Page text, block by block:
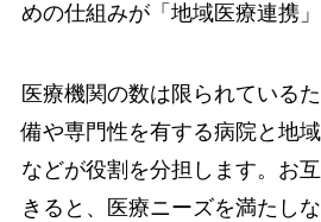
めの仕組みが「地域医療連携」
医療機関の数は限られている
備や専門性を有する病院と地
などが役割を分担します。お
きると、医療ニーズを満たし